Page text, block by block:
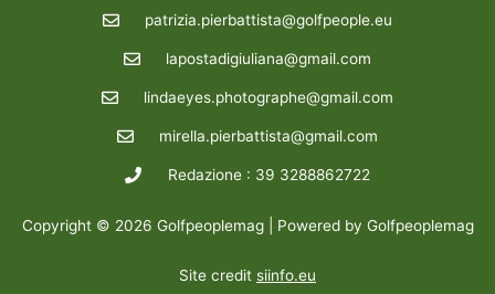
patrizia.pierbattista@golfpeople.eu
lapostadigiuliana@gmail.com
lindaeyes.photographe@gmail.com
mirella.pierbattista@gmail.com
Redazione : 39 3288862722
Copyright © 2026 Golfpeoplemag | Powered by Golfpeoplemag
Site credit siinfo.eu